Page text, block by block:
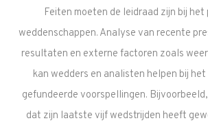
Feiten moeten de leidraad zijn bij
weddenschappen. Analyse van recente
resultaten en externe factoren zoals
kan wedders en analisten helpen bij
gefundeerde voorspellingen.
dat zijn laatste vijf wedstrijden heeft